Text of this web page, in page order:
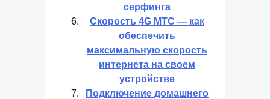
серфинга
Скорость 4G МТС — как
обеспечить
максимальную скорость
интернета на своем
устройстве
Подключение домашнего